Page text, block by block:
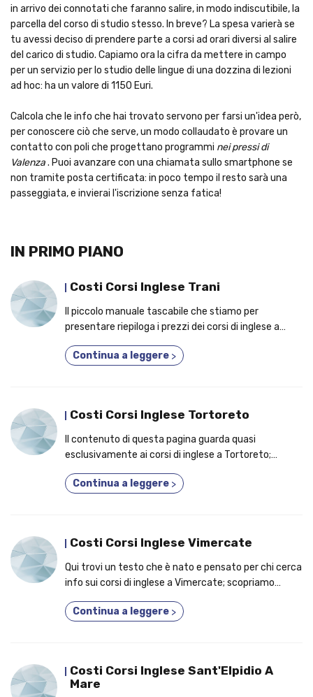
in arrivo dei connotati che faranno salire, in modo indiscutibile, la
parcella del corso di studio stesso. In breve? La spesa varierà se
tu avessi deciso di prendere parte a corsi ad orari diversi al salire
del carico di studio. Capiamo ora la cifra da mettere in campo
per un servizio per lo studio delle lingue di una dozzina di lezioni
ad hoc: ha un valore di 1150 Euri.
Calcola che le info che hai trovato servono per farsi un'idea però,
per conoscere ciò che serve, un modo collaudato è provare un
contatto con poli che progettano programmi nei pressi di
Valenza. Puoi avanzare con una chiamata sullo smartphone se
non tramite posta certificata: in poco tempo il resto sarà una
passeggiata, e invierai l'iscrizione senza fatica!
IN PRIMO PIANO
Costi Corsi Inglese Trani
Il piccolo manuale tascabile che stiamo per
presentare riepiloga i prezzi dei corsi di inglese a
partecipare a un corso di qualsiasi livello!
Continua a leggere >
Costi Corsi Inglese Tortoreto
Il contenuto di questa pagina guarda quasi
esclusivamente ai corsi di inglese a Tortoreto;
studenti si iscrivono a un corso di inglese per adulti!
Continua a leggere >
Costi Corsi Inglese Vimercate
Qui trovi un testo che è nato e pensato per chi cerca
info sui corsi di inglese a Vimercate; scopriamo
frequentare un ciclo di lezioni individuali!
Continua a leggere >
Costi Corsi Inglese Sant'Elpidio A
Mare